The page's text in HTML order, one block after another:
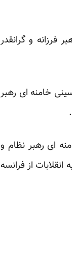
و گرانقدر
خامنه ای رهبر
ای رهبر نظام و
از فرانسه